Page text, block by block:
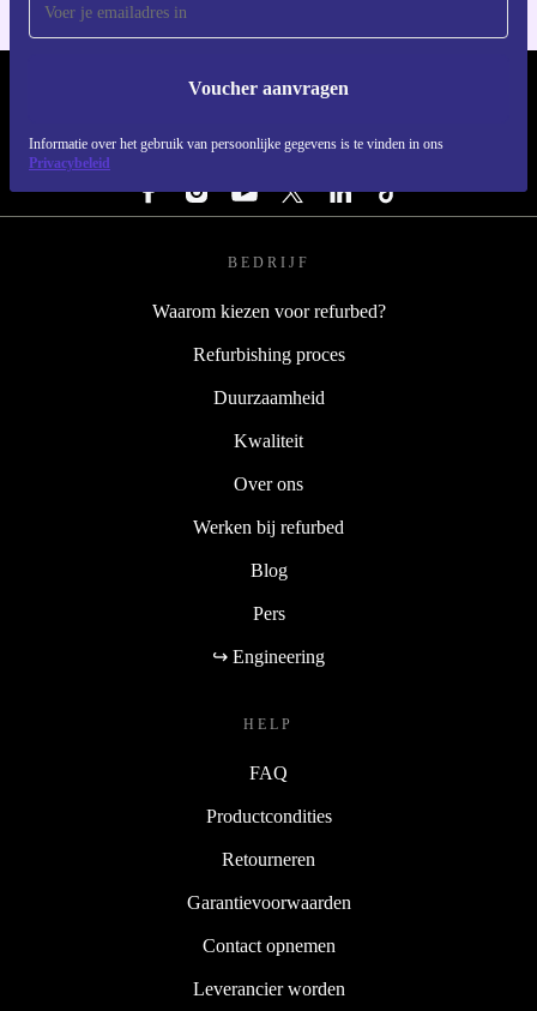
Voucher aanvragen
Informatie over het gebruik van persoonlijke gegevens is te vinden in ons
Privacybeleid
REFURBED NEDERLAND - RETHINK NEW.
VOLG ONS
BEDRIJF
Waarom kiezen voor refurbed?
Refurbishing proces
Duurzaamheid
Kwaliteit
Over ons
Werken bij refurbed
Blog
Pers
↪ Engineering
HELP
FAQ
Productcondities
Retourneren
Garantievoorwaarden
Contact opnemen
Leverancier worden